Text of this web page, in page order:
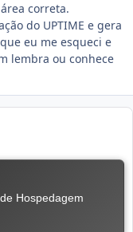
correta.
do UPTIME e gera
eu me esqueci e
lembra ou conhece